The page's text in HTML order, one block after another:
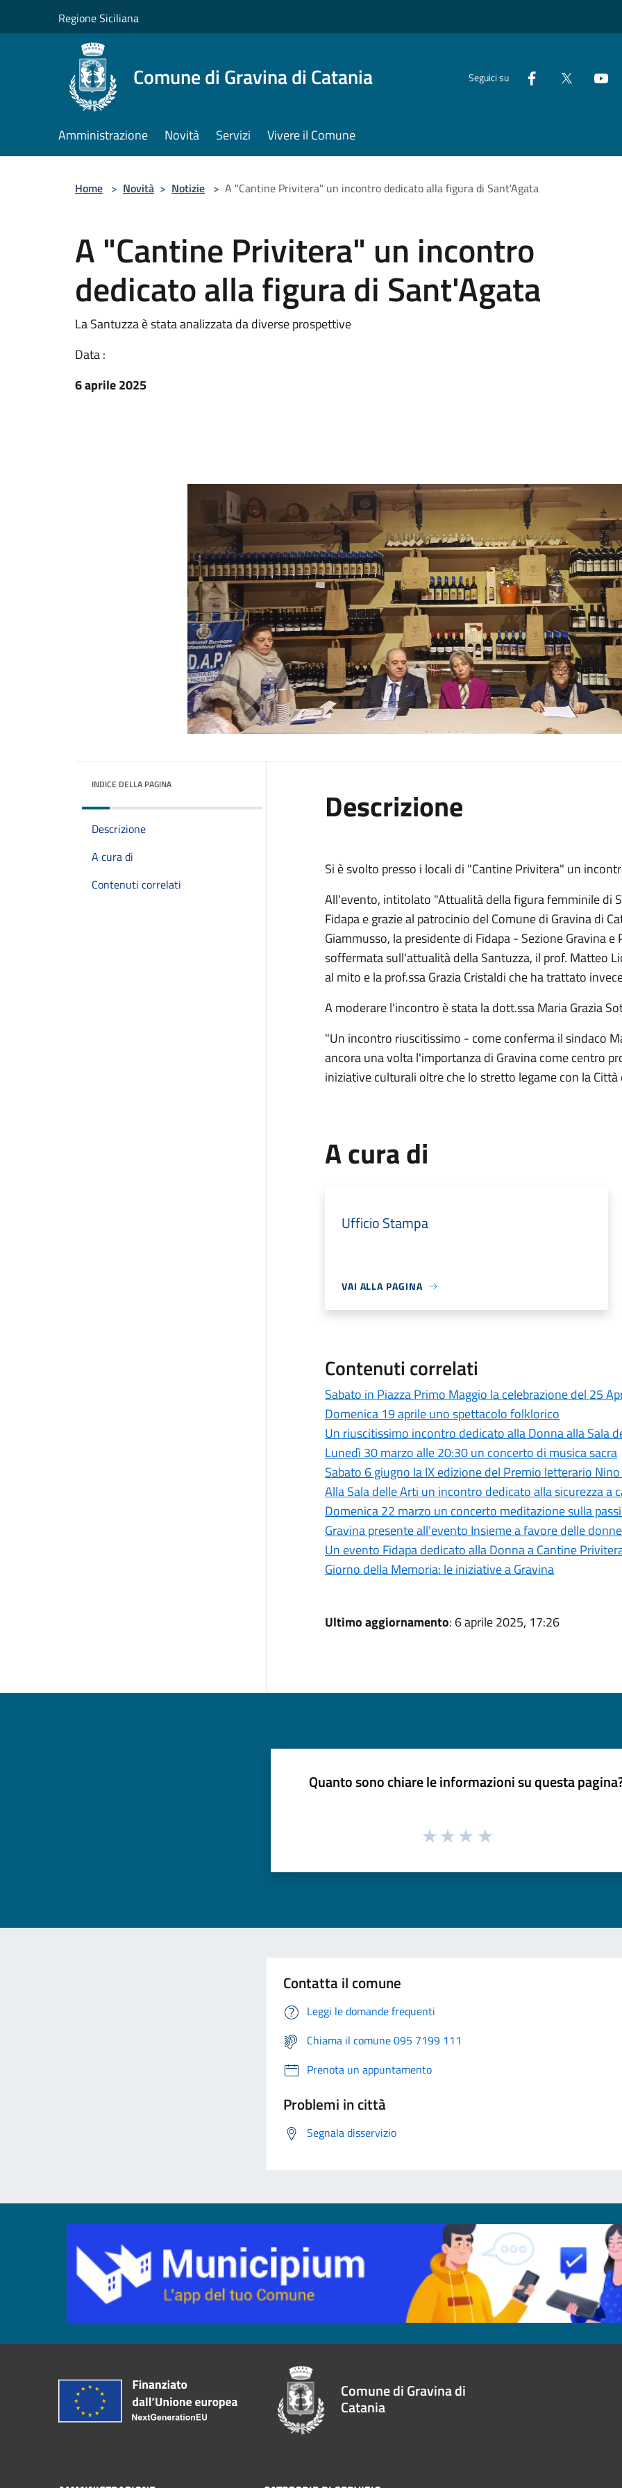
Regione Siciliana
Comune di Gravina di Catania Seguici su
Amministrazione Novità Servizi Vivere il Comune
Home > Novità > Notizie > A "Cantine Privitera" un incontro dedicato alla figura di Sant'Agata
A "Cantine Privitera" un incontro
dedicato alla figura di Sant'Agata
La Santuzza è stata analizzata da diverse prospettive
Data :
6 aprile 2025
INDICE DELLA PAGINA
Descrizione
A cura di
Contenuti correlati
Descrizione
Si è svolto presso i locali di "Cantine Privitera" un
All'evento, intitolato "Attualità della figura femminile di
Fidapa e grazie al patrocinio del Comune di Gravina di
Giammusso, la presidente di Fidapa - Sezione Gravina e
soffermata sull'attualità della Santuzza, il prof. Matteo
al mito e la prof.ssa Grazia Cristaldi che ha trattato
A moderare l'incontro è stata la dott.ssa Maria Grazia
"Un incontro riuscitissimo - come conferma il sindaco
ancora una volta l'importanza di Gravina come centro
iniziative culturali oltre che lo stretto legame con la Città
A cura di
Ufficio Stampa
VAI ALLA PAGINA
Contenuti correlati
Sabato in Piazza Primo Maggio la celebrazione del 25
Domenica 19 aprile uno spettacolo folklorico
Un riuscitissimo incontro dedicato alla Donna alla Sala
Lunedì 30 marzo alle 20:30 un concerto di musica sacra
Sabato 6 giugno la IX edizione del Premio letterario
Alla Sala delle Arti un incontro dedicato alla sicurezza a
Domenica 22 marzo un concerto meditazione sulla
Gravina presente all'evento Insieme a favore delle donne
Un evento Fidapa dedicato alla Donna a Cantine
Giorno della Memoria: le iniziative a Gravina
Ultimo aggiornamento: 6 aprile 2025, 17:26
Quanto sono chiare le informazioni su questa
Contatta il comune
Leggi le domande frequenti
Chiama il comune 095 7199 111
Prenota un appuntamento
Problemi in città
Segnala disservizio
Comune di Gravina di
Catania